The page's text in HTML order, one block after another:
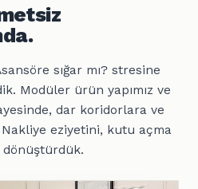
sığar mı? stresine
Modüler ürün yapımız ve
dar koridorlara ve
eziyetini, kutu açma
dönüştürdük.